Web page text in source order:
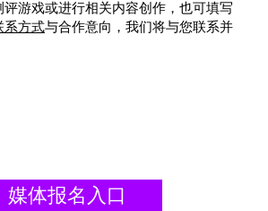
游戏或进行相关内容创作，也可填写
系方式与合作意向，我们将与您联系并
媒体报名入口